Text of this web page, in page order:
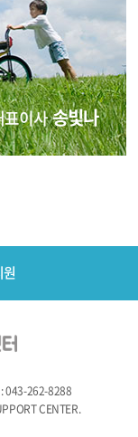
표이사송빛나
: 043-262-8288
CENTER.